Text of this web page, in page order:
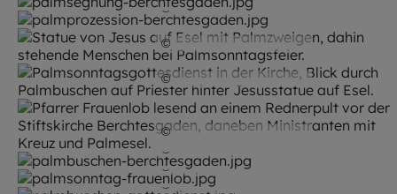
©
Robert Kiderle / EOM
© Robert Kiderle / EOM
© Robert Kiderle / EOM
©
Robert Kiderle / EOM
©
©
Robert Kiderle / EOM
©
Robert Kiderle / EOM